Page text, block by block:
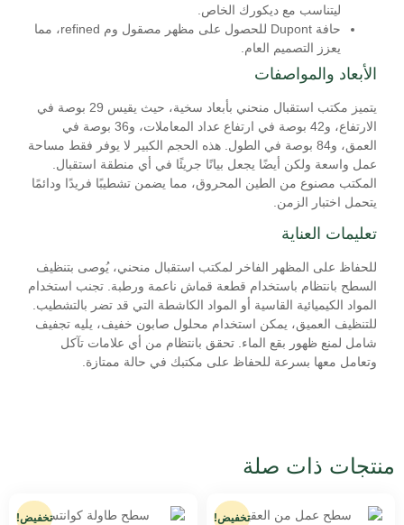
ليتناسب مع ديكورك الخاص.
حافة Dupont للحصول على مظهر مصقول وم refined، مما
يعزز التصميم العام.
الأبعاد والمواصفات
يتميز مكتب استقبال منحني بأبعاد سخية، حيث يقيس 29 بوصة في
الارتفاع، و42 بوصة في ارتفاع عداد المعاملات، و36 بوصة في
العمق، و84 بوصة في الطول. هذه الحجم الكبير لا يوفر فقط مساحة
عمل واسعة ولكن أيضًا يجعل بيانًا جريئًا في أي منطقة استقبال.
المكتب مصنوع من الطين المحروق، مما يضمن تشطيبًا فريدًا ودائمًا
يتحمل اختبار الزمن.
تعليمات العناية
للحفاظ على المظهر الفاخر لمكتب استقبال منحني، يُوصى بتنظيف
السطح بانتظام باستخدام قطعة قماش ناعمة ورطبة. تجنب استخدام
المواد الكيميائية القاسية أو المواد الكاشطة التي قد تضر بالتشطيب.
للتنظيف العميق، يمكن استخدام محلول صابون خفيف، يليه تجفيف
شامل لمنع ظهور بقع الماء. تحقق بانتظام من أي علامات تآكل
وتعامل معها بسرعة للحفاظ على مكتبك في حالة ممتازة.
منتجات ذات صلة
تخفيض! تخفيض!